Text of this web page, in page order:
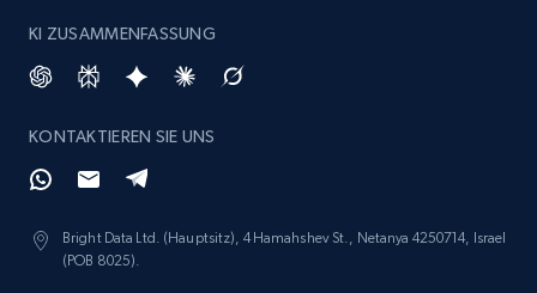
Amazon products search
Asin, URL, Name, Sponsored, Initial price, Final
price, Currency, Sold, and more.
1.6K+
KI ZUSAMMENFASSUNG
KONTAKTIEREN SIE UNS
Bright Data Ltd. (Hauptsitz), 4 Hamahshev St., Netanya 4250714, Israel
(POB 8025).